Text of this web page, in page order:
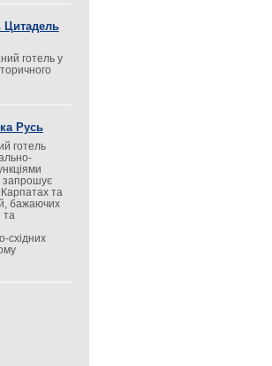
Цитадель
готель у
Русь
готель
запрошує
та
бажаючих
та
східних